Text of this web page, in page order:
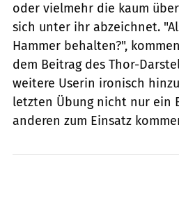
oder vielmehr die kaum
sich unter ihr abzeichnet.
Hammer behalten?",
dem Beitrag des Thor-
weitere Userin ironisch
letzten Übung nicht nur ein
anderen zum Einsatz